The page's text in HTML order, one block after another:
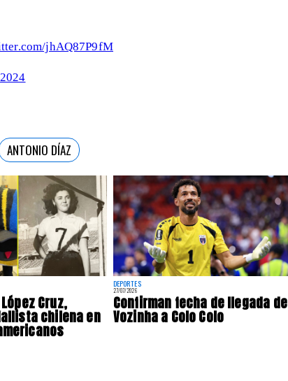
Cruz,
chilena en
DEPORTES
27/07/2026
Confirman fecha de llegada de
Vozinha a Colo Colo
jhAQ87P9fM
ANTONIO DÍAZ